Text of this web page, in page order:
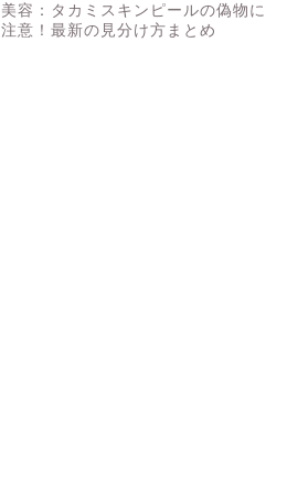
美容：タカミスキンピールの偽物に
注意！最新の見分け方まとめ